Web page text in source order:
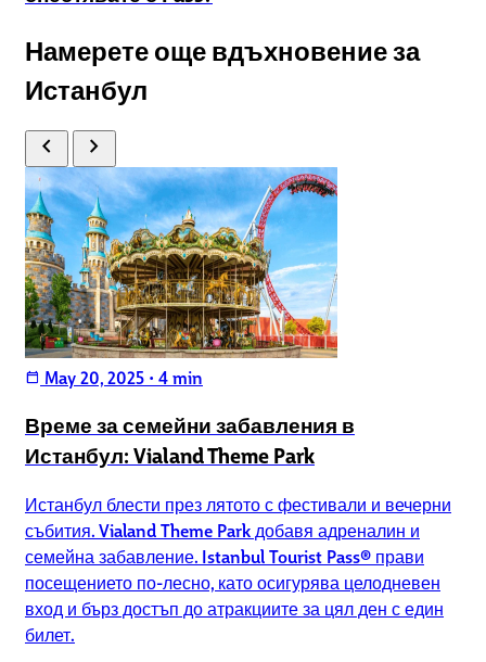
Намерете още вдъхновение за
Истанбул
chevron_left chevron_right
calendar_today May 20, 2025 • 4 min
Време за семейни забавления в
Истанбул: Vialand Theme Park
Истанбул блести през лятото с фестивали и вечерни
събития. Vialand Theme Park добавя адреналин и
семейна забавление. Istanbul Tourist Pass® прави
посещението по-лесно, като осигурява целодневен
вход и бърз достъп до атракциите за цял ден с един
билет.